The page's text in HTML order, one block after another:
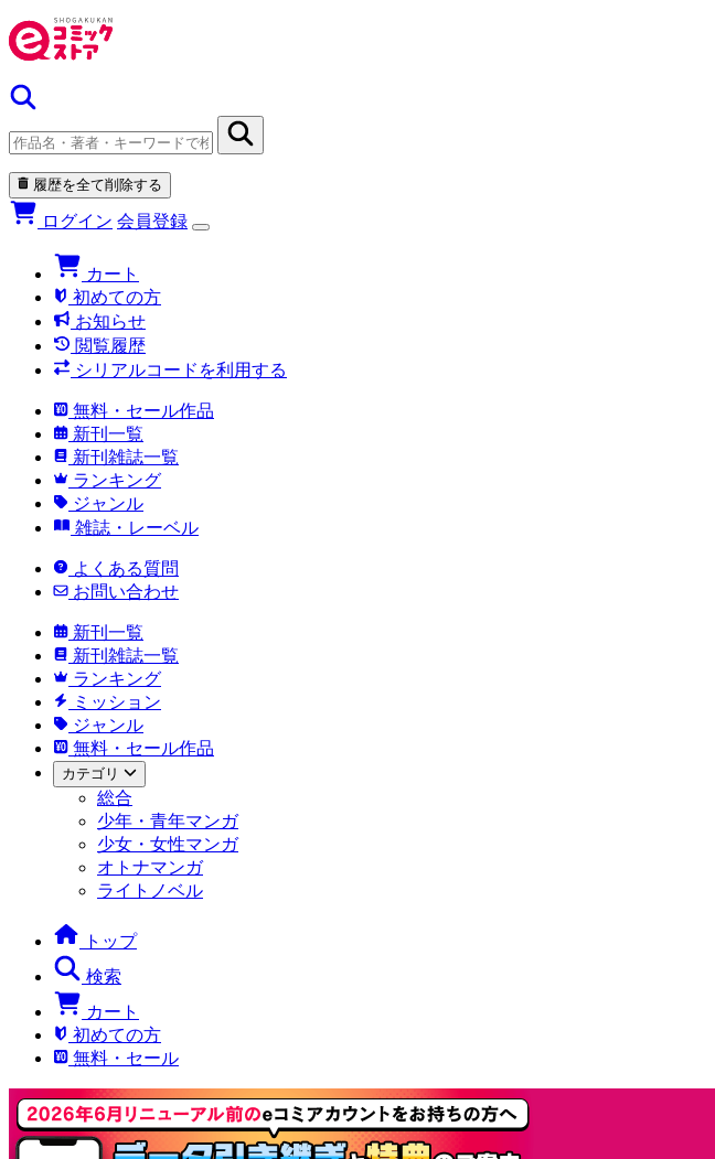
履歴を全て削除する
ログイン 会員登録
カート
初めての方
お知らせ
閲覧履歴
シリアルコードを利用する
無料・セール作品
新刊一覧
新刊雑誌一覧
ランキング
ジャンル
雑誌・レーベル
よくある質問
お問い合わせ
新刊一覧
新刊雑誌一覧
ランキング
ミッション
ジャンル
無料・セール作品
カテゴリ
総合
少年・青年マンガ
少女・女性マンガ
オトナマンガ
ライトノベル
トップ
検索
カート
初めての方
無料・セール